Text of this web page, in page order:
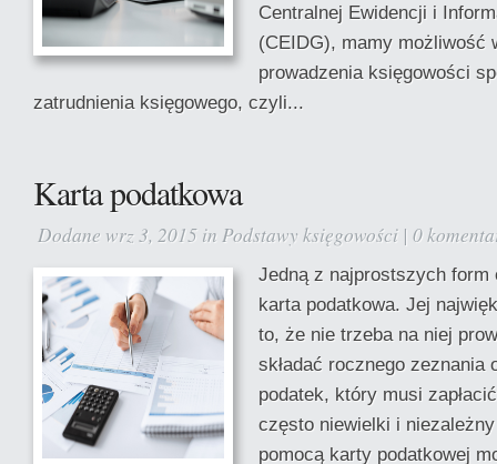
Centralnej Ewidencji i
(CEIDG), mamy możliwość
prowadzenia księgowości
zatrudnienia księgowego, czyli...
Karta podatkowa
Dodane wrz 3, 2015 in Podstawy księgowości | 0
Jedną z najprostszych form
karta podatkowa. Jej
to, że nie trzeba na niej
składać rocznego zeznania
podatek, który musi
często niewielki i
pomocą karty podatkowej